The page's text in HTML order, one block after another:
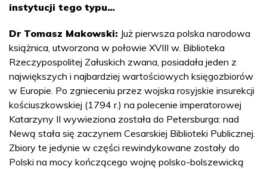
instytucji tego typu…
Dr Tomasz Makowski: Już pierwsza polska narodowa
książnica, utworzona w połowie XVIII w. Biblioteka
Rzeczypospolitej Załuskich zwana, posiadała jeden z
największych i najbardziej wartościowych księgozbiorów
w Europie. Po zgnieceniu przez wojska rosyjskie insurekcji
kościuszkowskiej (1794 r.) na polecenie imperatorowej
Katarzyny II wywieziona została do Petersburga: nad
Newą stała się zaczynem Cesarskiej Biblioteki Publicznej.
Zbiory te jedynie w części rewindykowane zostały do
Polski na mocy kończącego wojnę polsko-bolszewicką